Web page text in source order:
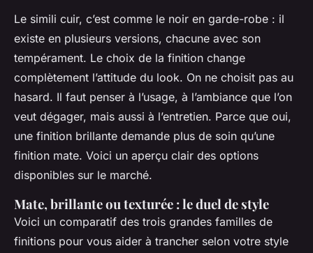
Le simili cuir, c’est comme le noir en garde-robe : il
existe en plusieurs versions, chacune avec son
tempérament. Le choix de la finition change
complètement l’attitude du look. On ne choisit pas au
hasard. Il faut penser à l’usage, à l’ambiance que l’on
veut dégager, mais aussi à l’entretien. Parce que oui,
une finition brillante demande plus de soin qu’une
finition mate. Voici un aperçu clair des options
disponibles sur le marché.
Mate, brillante ou texturée : le duel de style
Voici un comparatif des trois grandes familles de
finitions pour vous aider à trancher selon votre style